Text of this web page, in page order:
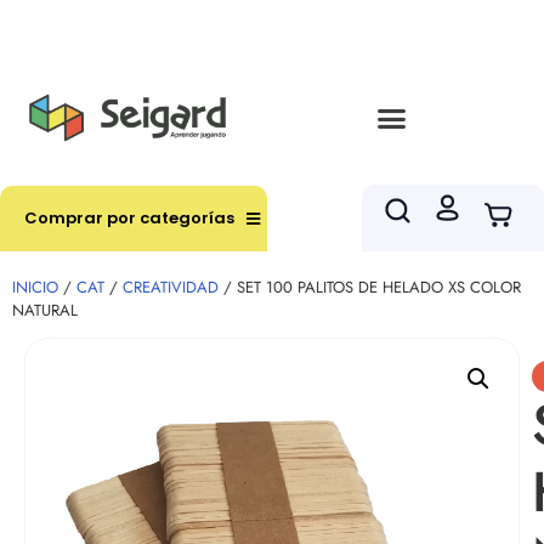
Comprar por categorías
INICIO / CAT / CREATIVIDAD / SET 100 PALITOS DE HELADO XS COLOR
NATURAL